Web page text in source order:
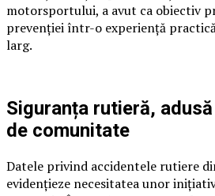
motorsportului, a avut ca obiectiv
prevenției într-o experiență
larg.
Siguranța rutieră,
de comunitate
Datele privind accidentele rutiere
evidențieze necesitatea unor